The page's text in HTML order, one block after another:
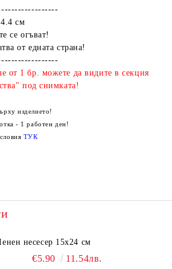
см
се огъват!
от едната страна!
1 бр. можете да видите в секция
под снимката!
изделието!
- 1 работен ден!
ТУК
несесер 15х24 см
€5.90 11.54лв.